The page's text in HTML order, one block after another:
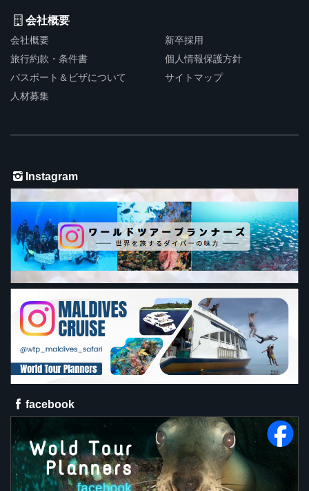
会社概要
会社概要
旅行約款・条件書
パスポート＆ビザについて
人材募集
新卒採用
個人情報保護方針
サイトマップ
Instagram
facebook